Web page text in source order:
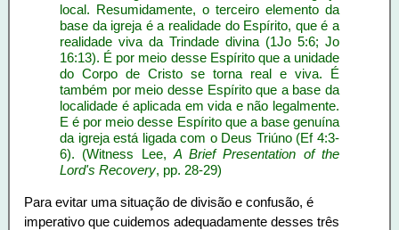
local. Resumidamente, o terceiro elemento da
base da igreja é a realidade do Espírito, que é a
realidade viva da Trindade divina (1Jo 5:6; Jo
16:13). É por meio desse Espírito que a unidade
do Corpo de Cristo se torna real e viva. É
também por meio desse Espírito que a base da
localidade é aplicada em vida e não legalmente.
E é por meio desse Espírito que a base genuína
da igreja está ligada com o Deus Triúno (Ef 4:3-
6). (Witness Lee, A Brief Presentation of the
Lord's Recovery, pp. 28-29)
Para evitar uma situação de divisão e confusão, é
imperativo que cuidemos adequadamente desses três